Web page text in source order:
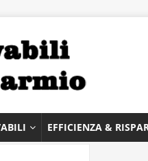
EFFICIENZA &